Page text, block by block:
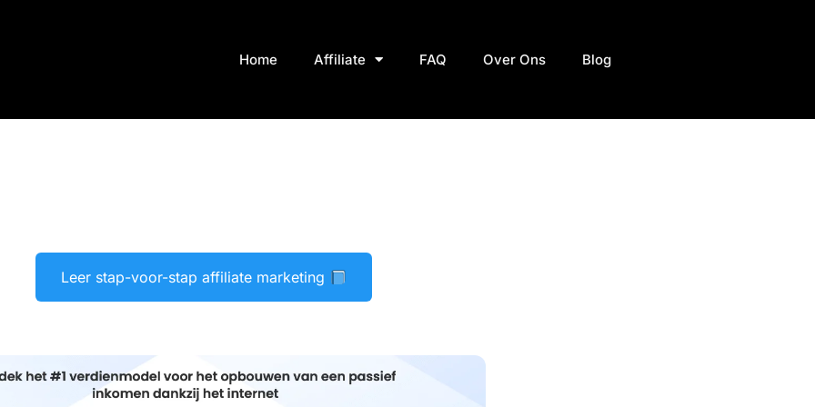
Home Affiliate FAQ Over Ons Blog
Leer stap-voor-stap affiliate marketing